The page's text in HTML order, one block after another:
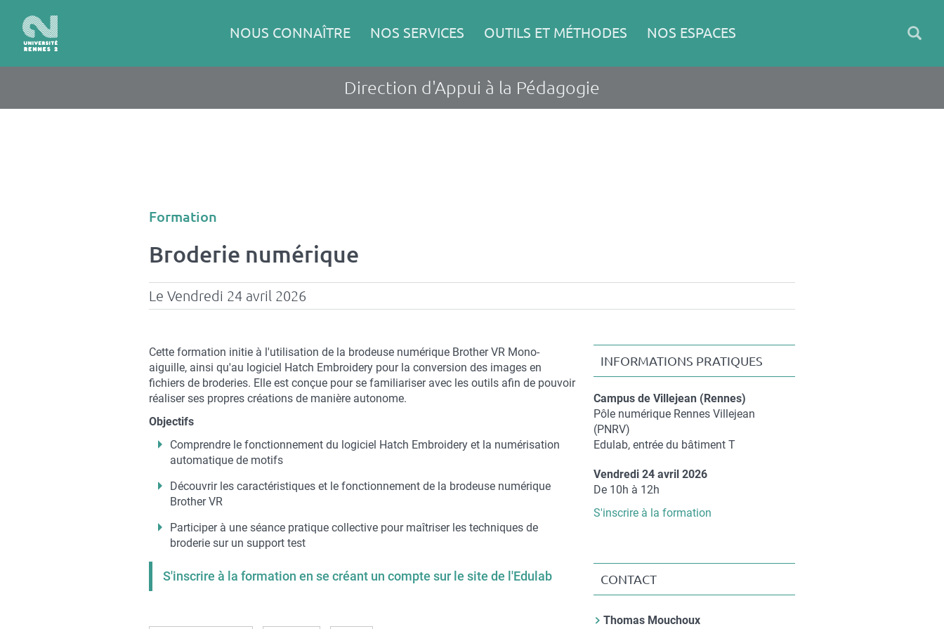
contenu
principal
Navigation
NOUS CONNAÎTRE NOS SERVICES OUTILS ET MÉTHODES NOS ESPACES
Direction d'Appui à la Pédagogie
Type
Formation
Broderie numérique
Le Vendredi 24 avril 2026
Contenu
sous
forme
de
paragraphes
Cette formation initie à l'utilisation de la brodeuse numérique Brother VR Mono-
aiguille, ainsi qu'au logiciel Hatch Embroidery pour la conversion des images en
fichiers de broderies. Elle est conçue pour se familiariser avec les outils afin de pouvoir
réaliser ses propres créations de manière autonome.
Objectifs
Comprendre le fonctionnement du logiciel Hatch Embroidery et la numérisation
automatique de motifs
Découvrir les caractéristiques et le fonctionnement de la brodeuse numérique
Brother VR
Participer à une séance pratique collective pour maîtriser les techniques de
broderie sur un support test
S'inscrire à la formation en se créant un compte sur le site de l'Edulab
INFORMATIONS PRATIQUES
Campus de Villejean (Rennes)
Compléments
de
lieu
Pôle numérique Rennes Villejean
(PNRV)
Edulab, entrée du bâtiment T
Vendredi 24 avril 2026
Complément
date
De 10h à 12h
S'inscrire à la formation
CONTACT
Thomas Mouchoux